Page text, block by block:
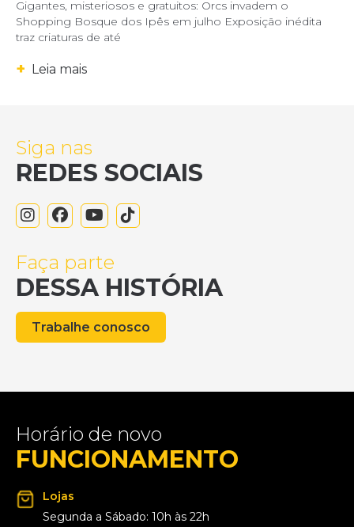
Gigantes, misteriosos e gratuitos: Orcs invadem o
Shopping Bosque dos Ipês em julho Exposição inédita
traz criaturas de até
+ Leia mais
Siga nas
REDES SOCIAIS
Faça parte
DESSA HISTÓRIA
Trabalhe conosco
Horário de novo
FUNCIONAMENTO
Lojas
Segunda a Sábado: 10h às 22h